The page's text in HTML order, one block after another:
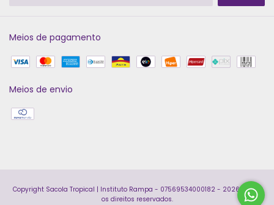
Meios de pagamento
Meios de envio
Copyright Sacola Tropical | Instituto Rampa - 07569534000182 - 2026. Todos
os direitos reservados.